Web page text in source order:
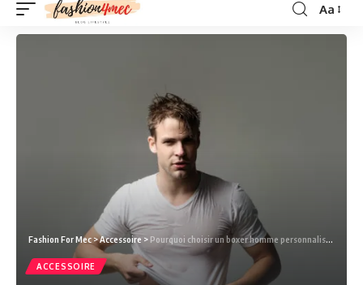
Aa
Fashion For Mec>Accessoire > Pourquoi choisir un boxer homme personnalisé ?
ACCESSOIRE